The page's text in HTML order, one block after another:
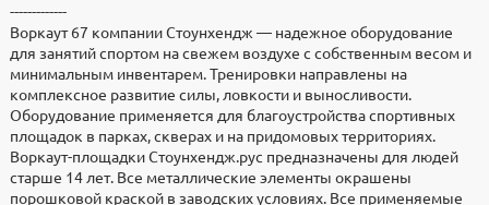
Доставка по всей России. В стоимость продукции не входят
услуги по доставке, разгрузке и расстановке изделий.
Доставка осуществляется транспортными компаниями, у
которых есть представительства в вашем городе. Возможна
доставка частным грузовым транспортом.
Точную стоимость доставки можно уточнить у
менеджера.
Воркаут 67 разработали и изготавливают в компании
"Стоунхендж". Материал - металл, размеры 4500x4500.
Оплата по безналичному расчету с НДС. Предоплата 100%.
Работаем по договорам.
Товар в наличие на складе. Если достаточного количества нет
в наличии, то он будет изготовлен и доставлен по указанному
адресу в согласованные сроки. Изделие относится к
Файлы
Скачать реквизиты
Запросить паспорт
Скачать договор поставки
3d модели для проектировщиков
Скачать
Высота, мм
4500
Ширина, мм
2000
Материал
металл
-------------
Воркаут 67 компании Стоунхендж — надежное оборудование
для занятий спортом на свежем воздухе с собственным весом и
минимальным инвентарем. Тренировки направлены на
комплексное развитие силы, ловкости и выносливости.
Оборудование применяется для благоустройства спортивных
площадок в парках, скверах и на придомовых территориях.
Воркаут-площадки Стоунхендж.рус предназначены для людей
старше 14 лет. Все металлические элементы окрашены
порошковой краской в заводских условиях. Все применяемые